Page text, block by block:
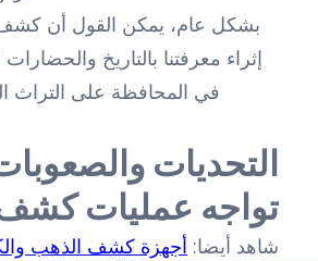
بشكل عام، يمكن القول أن كشف
إثراء معرفتنا بالتاريخ
في المحافظة على التراث
التحديات
تواجه عمليات كشف
شاهد أيضا: أجهزة كشف الذهب